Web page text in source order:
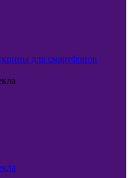
для смартфонов